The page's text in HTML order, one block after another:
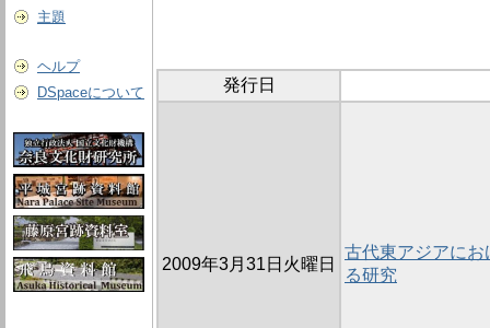
主題
ヘルプ
DSpaceについて
発行日
2009年3月31日火曜日
古代東アジアに
る研究